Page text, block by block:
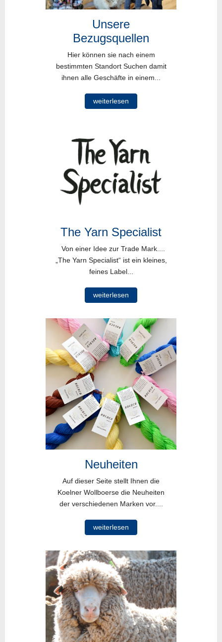
Unsere
Bezugsquellen
Hier können sie nach einem
bestimmten Standort Suchen damit
ihnen alle Geschäfte in einem...
weiterlesen
The Yarn Specialist
Von einer Idee zur Trade Mark....
„The Yarn Specialist“ ist ein kleines,
feines Label...
weiterlesen
Neuheiten
Auf dieser Seite stellt Ihnen die
Koelner Wollboerse die Neuheiten
der verschiedenen Marken vor....
weiterlesen